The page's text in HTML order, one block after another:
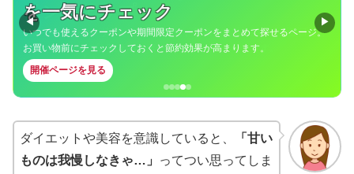
を一気にチェック
いつでも使えるクーポンや期間限定クーポンをまとめて探せるページ。
お買い物前にチェックしておくと節約効果が高まります。
開催ページを見る
◀ ▶
ダイエットや美容を意識していると、
「甘い
ものは我慢しなきゃ…」
ってつい思ってしま